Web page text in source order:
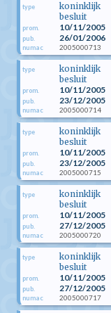
type
koninklijk
besluit
prom. 10/11/2005
pub. 26/01/2006
numac 2005000713
type
koninklijk
besluit
prom. 10/11/2005
pub. 23/12/2005
numac 2005000714
type
koninklijk
besluit
prom. 10/11/2005
pub. 23/12/2005
numac 2005000715
type
koninklijk
besluit
prom. 10/11/2005
pub. 27/12/2005
numac 2005000720
type
koninklijk
besluit
prom. 10/11/2005
pub. 27/12/2005
numac 2005000717